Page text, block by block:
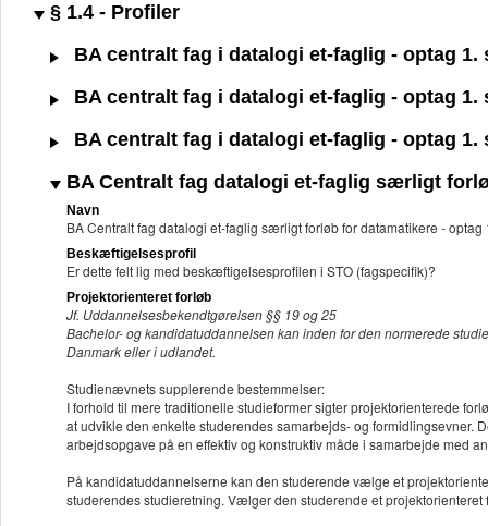
§ 1.4 - Profiler
BA centralt fag i datalogi et-faglig - optag 1.
BA centralt fag i datalogi et-faglig - optag 1.
BA centralt fag i datalogi et-faglig - optag 1.
BA Centralt fag datalogi et-faglig særligt
Navn
BA Centralt fag datalogi et-faglig særligt forløb for datamatikere - optag
Beskæftigelsesprofil
Er dette felt lig med beskæftigelsesprofilen i STO (fagspecifik)?
Projektorienteret forløb
Jf. Uddannelsesbekendtgørelsen §§ 19 og 25
Bachelor- og kandidatuddannelsen kan inden for den normerede
Danmark eller i udlandet.
Studienævnets supplerende bestemmelser:
I forhold til mere traditionelle studieformer sigter projektorienterede
at udvikle den enkelte studerendes samarbejds- og formidlingsevner.
arbejdsopgave på en effektiv og konstruktiv måde i samarbejde med
På kandidatuddannelserne kan den studerende vælge et
studerendes studieretning. Vælger den studerende et